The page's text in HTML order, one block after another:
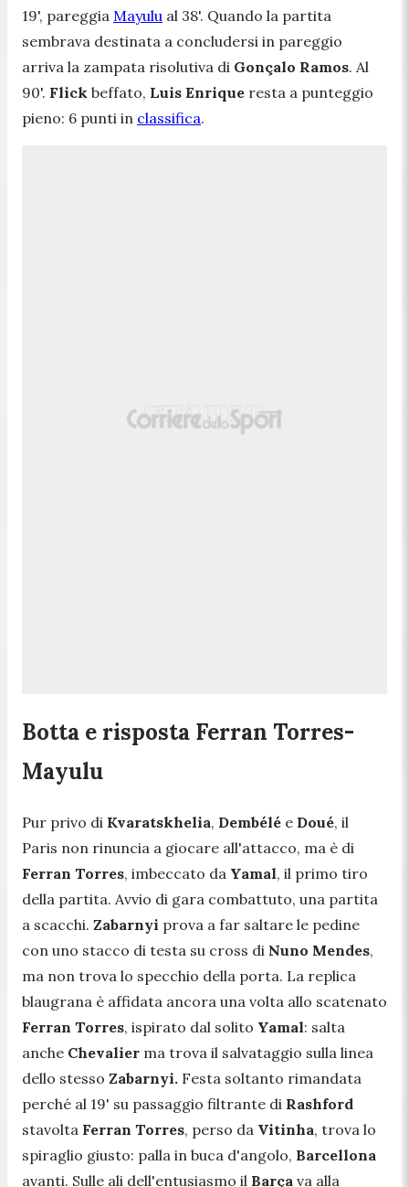
19', pareggia Mayulu al 38'. Quando la partita
sembrava destinata a concludersi in pareggio
arriva la zampata risolutiva di Gonçalo Ramos. Al
90'. Flick beffato, Luis Enrique resta a punteggio
pieno: 6 punti in classifica.
Botta e risposta Ferran Torres-
Mayulu
Pur privo di Kvaratskhelia, Dembélé e Doué, il
Paris non rinuncia a giocare all'attacco, ma è di
Ferran Torres, imbeccato da Yamal, il primo tiro
della partita. Avvio di gara combattuto, una partita
a scacchi. Zabarnyi prova a far saltare le pedine
con uno stacco di testa su cross di Nuno Mendes,
ma non trova lo specchio della porta. La replica
blaugrana è affidata ancora una volta allo scatenato
Ferran Torres, ispirato dal solito Yamal: salta
anche Chevalier ma trova il salvataggio sulla linea
dello stesso Zabarnyi. Festa soltanto rimandata
perché al 19' su passaggio filtrante di Rashford
stavolta Ferran Torres, perso da Vitinha, trova lo
spiraglio giusto: palla in buca d'angolo, Barcellona
avanti. Sulle ali dell'entusiasmo il Barça va alla